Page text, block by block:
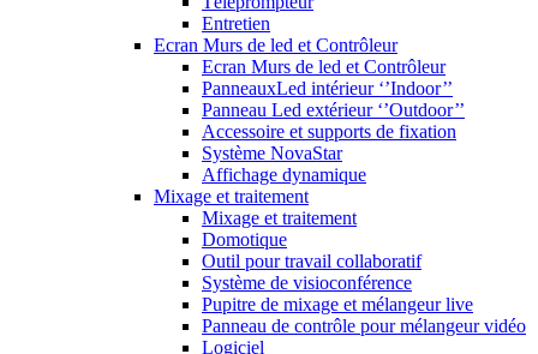
Entretien
Ecran Murs de led et Contrôleur
Ecran Murs de led et Contrôleur
PanneauxLed intérieur ‘’Indoor’’
Panneau Led extérieur ‘’Outdoor’’
Accessoire et supports de fixation
Système NovaStar
Affichage dynamique
Mixage et traitement
Mixage et traitement
Domotique
Outil pour travail collaboratif
Système de visioconférence
Pupitre de mixage et mélangeur live
Panneau de contrôle pour mélangeur vidéo
Logiciel